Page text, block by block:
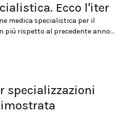
Ecco l'iter
medica specialistica per il
più rispetto al precedente anno...
specializzazioni